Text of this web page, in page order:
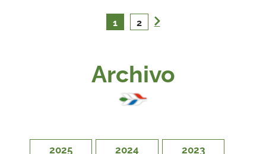
1 2
Archivo
2025 2024 2023